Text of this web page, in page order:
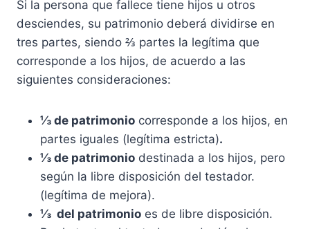
Si la persona que fallece tiene hijos u otros
desciendes, su patrimonio deberá dividirse en
tres partes, siendo ⅔ partes la legítima que
corresponde a los hijos, de acuerdo a las
siguientes consideraciones:
⅓ de patrimonio corresponde a los hijos, en
partes iguales (legítima estricta).
⅓ de patrimonio destinada a los hijos, pero
según la libre disposición del testador.
(legítima de mejora).
⅓ del patrimonio es de libre disposición.